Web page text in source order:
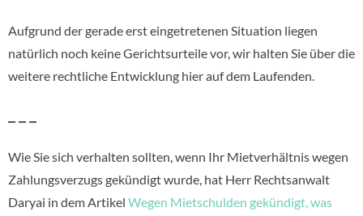
Aufgrund der gerade erst eingetretenen Situation liegen
natürlich noch keine Gerichtsurteile vor, wir halten Sie über die
weitere rechtliche Entwicklung hier auf dem Laufenden.
– – –
Wie Sie sich verhalten sollten, wenn Ihr Mietverhältnis wegen
Zahlungsverzugs gekündigt wurde, hat Herr Rechtsanwalt
Daryai in dem Artikel Wegen Mietschulden gekündigt, was